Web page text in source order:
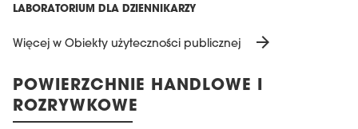
LABORATORIUM DLA DZIENNIKARZY
Więcej w Obiekty użyteczności publicznej arrow_forward
POWIERZCHNIE HANDLOWE I
ROZRYWKOWE